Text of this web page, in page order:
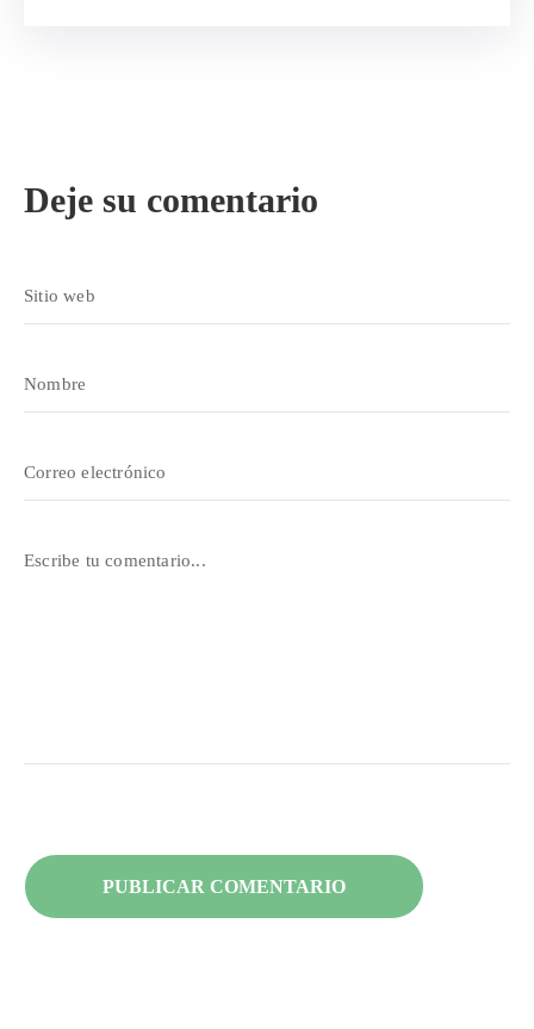
Deje su comentario